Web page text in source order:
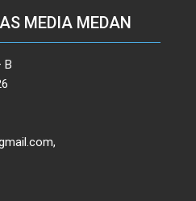
MEDIA MEDAN
B